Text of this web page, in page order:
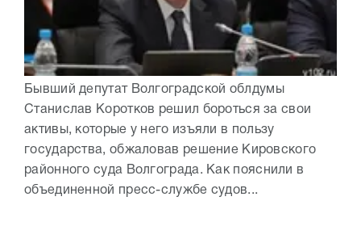
Бывший депутат Волгоградской облдумы
Станислав Коротков решил бороться за свои
активы, которые у него изъяли в пользу
государства, обжаловав решение Кировского
районного суда Волгограда. Как пояснили в
объединенной пресс-службе судов...